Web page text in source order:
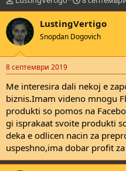
р
е
а
т
о
н
а
е
м
а
т
а
р
е
е
з
а
о
ч
н
у
в
а
њ
LustingVertigo
Snopdan Dogovich
8 септември 2019
Me interesira dali nekoj e
biznis.Imam videno mnogu
produkti so pomos na
gi isprakaat svoite produkti
deka e odlicen nacin za
uspeshno,ima dobar profit